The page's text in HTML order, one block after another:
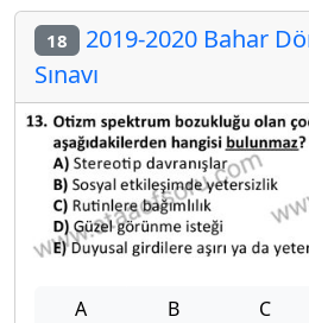
18 2019-2020 Bahar
Sınavı
A B C